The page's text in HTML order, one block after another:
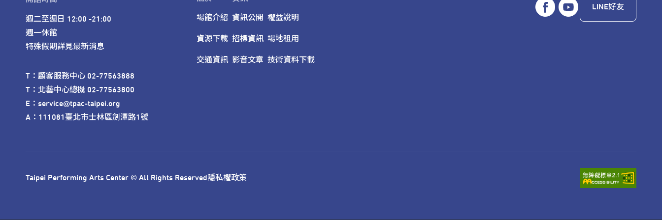
週二至週日 12:00 -21:00
週一休館
特殊假期詳見最新消息
T：顧客服務中心 02-77563888
T：北藝中心總機 02-77563800
E：service@tpac-taipei.org
A：111081臺北市士林區劍潭路1號
場館介紹
資源下載
交通資訊
資訊公開
招標資訊
影音文章
權益說明
場地租用
技術資料下載
LINE好友
Taipei Performing Arts Center © All Rights Reserved隱私權政策